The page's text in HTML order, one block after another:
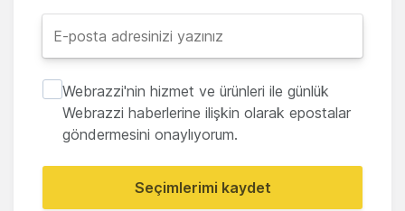
Webrazzi'nin hizmet ve ürünleri ile günlük
Webrazzi haberlerine ilişkin olarak epostalar
göndermesini onaylıyorum.
Seçimlerimi kaydet